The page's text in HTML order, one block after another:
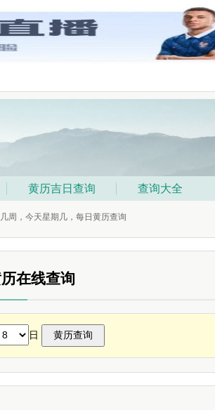
黄历吉日查询 查询大全
周，今天星期几，每日黄历查询
在线查询
日